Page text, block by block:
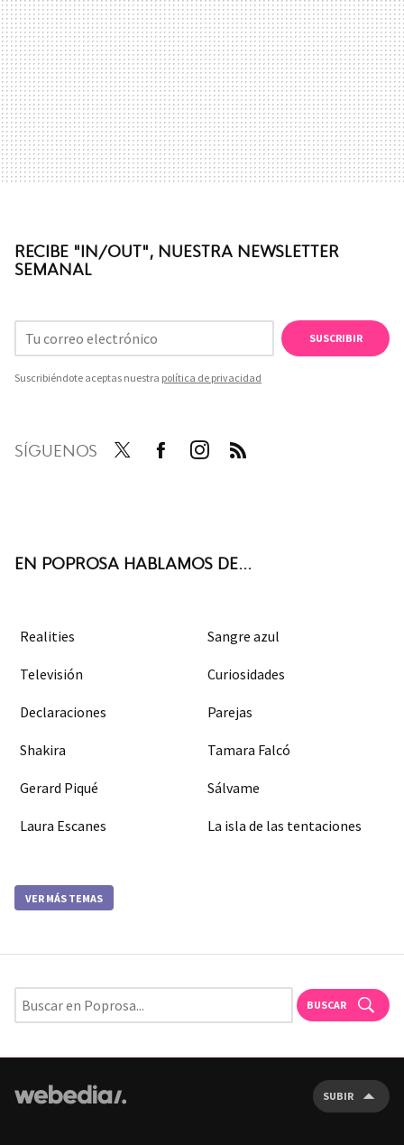
RECIBE "IN/OUT", NUESTRA NEWSLETTER
SEMANAL
SUSCRIBIR
Suscribiéndote aceptas nuestra política de privacidad
SÍGUENOS
EN POPROSA HABLAMOS DE...
Realities Sangre azul
Televisión Curiosidades
Declaraciones Parejas
Shakira Tamara Falcó
Gerard Piqué Sálvame
Laura Escanes La isla de las tentaciones
VER MÁS TEMAS
BUSCAR
SUBIR